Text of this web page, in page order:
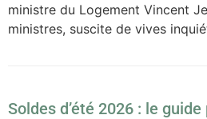
ministre du Logement Vincent
ministres, suscite de vives
Soldes d’été 2026 : le